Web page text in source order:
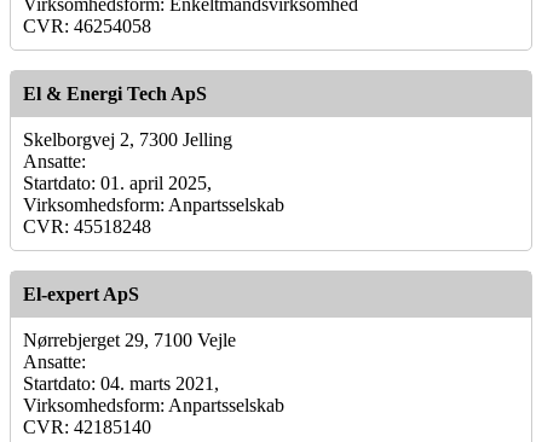
Virksomhedsform: Enkeltmandsvirksomhed
CVR: 46254058
El & Energi Tech ApS
Skelborgvej 2, 7300 Jelling
Ansatte:
Startdato: 01. april 2025,
Virksomhedsform: Anpartsselskab
CVR: 45518248
El-expert ApS
Nørrebjerget 29, 7100 Vejle
Ansatte:
Startdato: 04. marts 2021,
Virksomhedsform: Anpartsselskab
CVR: 42185140